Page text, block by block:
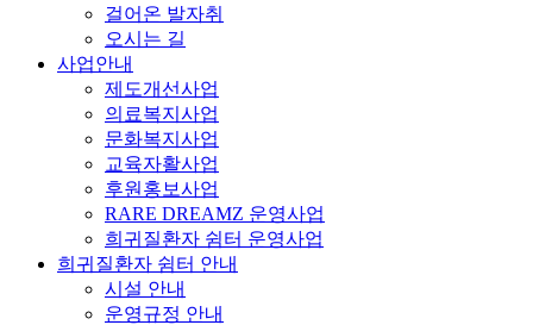
걸어온 발자취
오시는 길
사업안내
제도개선사업
의료복지사업
문화복지사업
교육자활사업
후원홍보사업
RARE DREAMZ 운영사업
희귀질환자 쉼터 운영사업
희귀질환자 쉼터 안내
시설 안내
운영규정 안내